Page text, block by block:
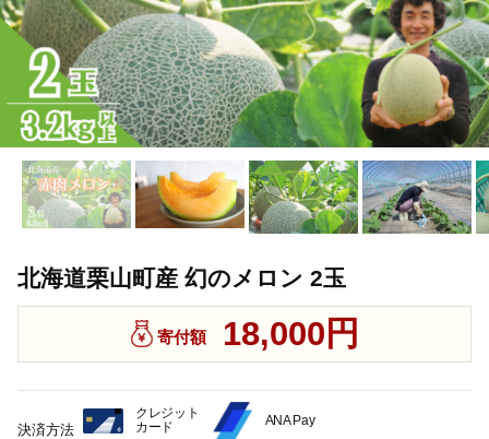
北海道栗山町産 幻のメロン 2玉
寄付額 18,000円
決済方法
クレジット
カード
ANA Pay